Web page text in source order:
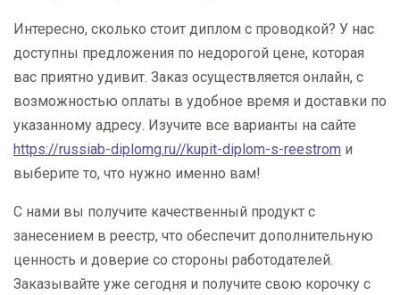
Интересно, сколько стоит диплом с проводкой? У нас
доступны предложения по недорогой цене, которая
вас приятно удивит. Заказ осуществляется онлайн, с
возможностью оплаты в удобное время и доставки по
указанному адресу. Изучите все варианты на сайте
https://russiab-diplomg.ru//kupit-diplom-s-reestrom и
выберите то, что нужно именно вам!
С нами вы получите качественный продукт с
занесением в реестр, что обеспечит дополнительную
ценность и доверие со стороны работодателей.
Заказывайте уже сегодня и получите свою корочку с